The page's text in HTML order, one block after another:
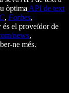
òptima API de text
, Forbes,
és el proveïdor de
news,
ne més.